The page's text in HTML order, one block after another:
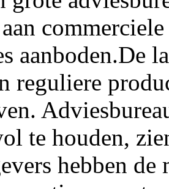
aanboden.De
reguliere
te houden,
hebben